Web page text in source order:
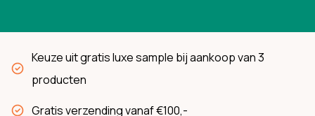
Keuze uit gratis luxe sample bij aankoop van 3
producten
Gratis verzending vanaf €100,-